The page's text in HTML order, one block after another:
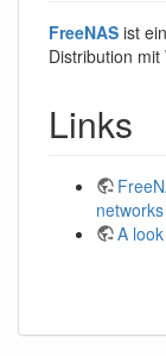
FreeNAS ist
Distribution
Links
networks
A